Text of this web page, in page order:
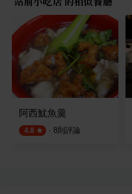
阿西魷魚羹
4.8 · 8則評論